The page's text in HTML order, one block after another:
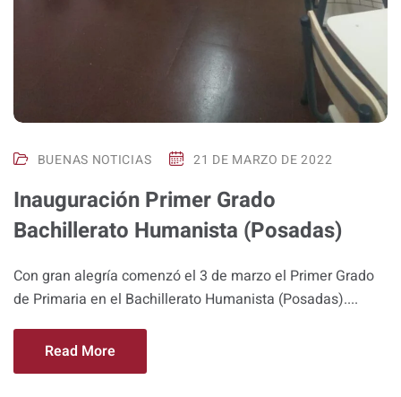
BUENAS NOTICIAS 21 DE MARZO DE 2022
Inauguración Primer Grado
Bachillerato Humanista (Posadas)
Con gran alegría comenzó el 3 de marzo el Primer Grado
de Primaria en el Bachillerato Humanista (Posadas)....
Read More